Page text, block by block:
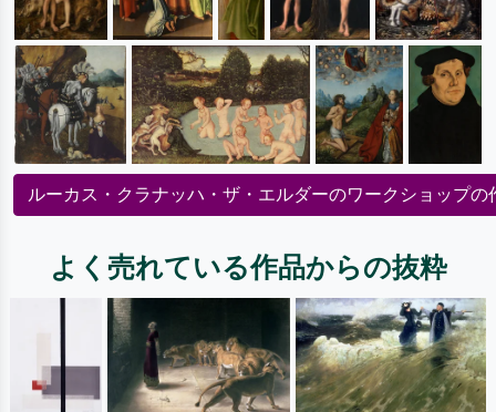
ルーカス・クラナッハ・ザ・エルダーのワークショップの
よく売れている作品からの抜粋